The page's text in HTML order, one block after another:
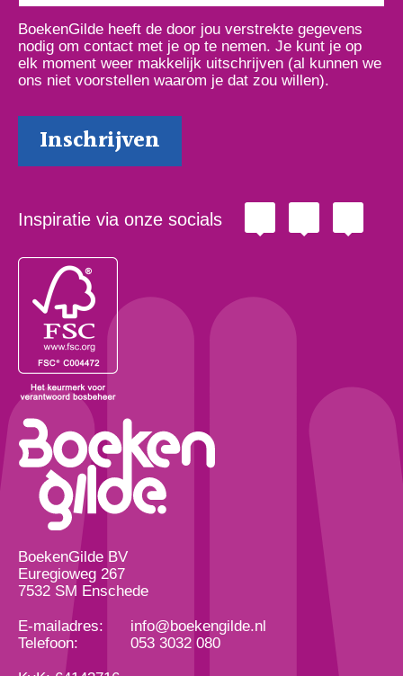
BoekenGilde heeft de door jou verstrekte gegevens
nodig om contact met je op te nemen. Je kunt je op
elk moment weer makkelijk uitschrijven (al kunnen we
ons niet voorstellen waarom je dat zou willen).
Inspiratie via onze socials
BoekenGilde BV
Euregioweg 267
7532 SM Enschede
E-mailadres:
info@boekengilde.nl
Telefoon:
053 3032 080